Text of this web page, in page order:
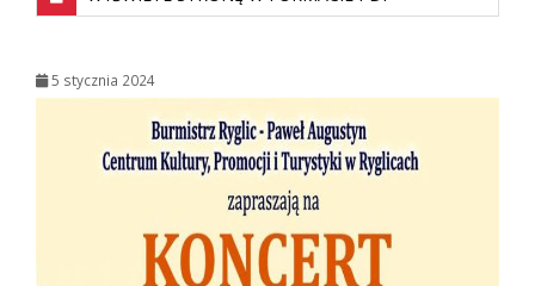
5 stycznia 2024